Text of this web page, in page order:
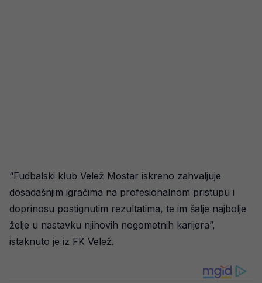
“Fudbalski klub Velež Mostar iskreno zahvaljuje
dosadašnjim igračima na profesionalnom pristupu i
doprinosu postignutim rezultatima, te im šalje najbolje
želje u nastavku njihovih nogometnih karijera”,
istaknuto je iz FK Velež.